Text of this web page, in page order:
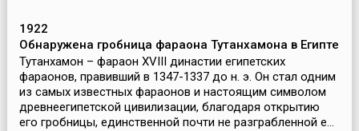
1922
Обнаружена гробница фараона Тутанхамона в Египте
Тутанхамон – фараон XVIII династии египетских
фараонов, правивший в 1347-1337 до н. э. Он стал одним
из самых известных фараонов и настоящим символом
древнеегипетской цивилизации, благодаря открытию
его гробницы, единственной почти не разграбленной е...